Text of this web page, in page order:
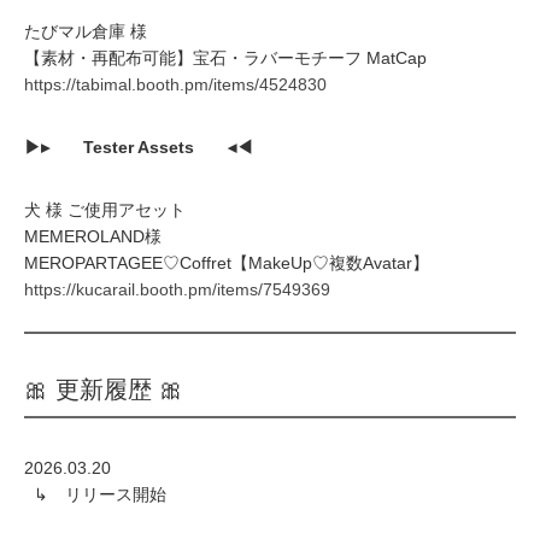
たびマル倉庫 様
【素材・再配布可能】宝石・ラバーモチーフ MatCap
https://tabimal.booth.pm/items/4524830
▶▸ Tester Assets ◂◀
犬 様 ご使用アセット
MEMEROLAND様
MEROPARTAGEE♡Coffret【MakeUp♡複数Avatar】
https://kucarail.booth.pm/items/7549369
🎀 更新履歴 🎀
2026.03.20
↳ リリース開始